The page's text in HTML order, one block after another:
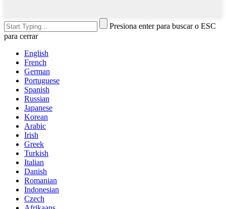
Presiona enter para buscar o ESC
para cerrar
English
French
German
Portuguese
Spanish
Russian
Japanese
Korean
Arabic
Irish
Greek
Turkish
Italian
Danish
Romanian
Indonesian
Czech